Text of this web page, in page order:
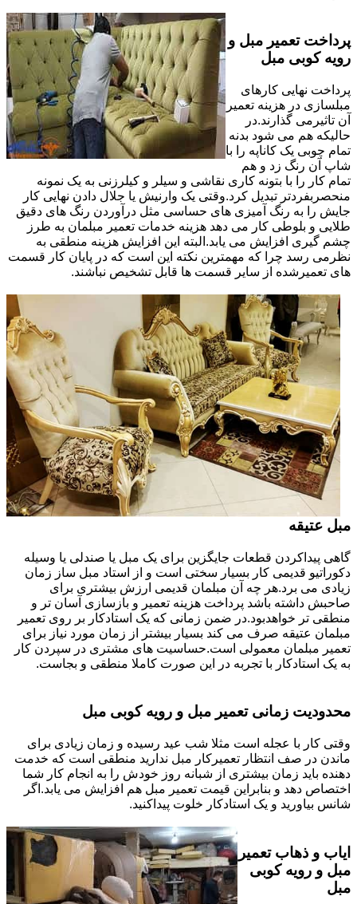
پرداخت تعمیر مبل و
رویه کوبی مبل
پرداخت نهایی کارهای
مبلسازی در هزینه تعمیر
آن تاثیرمی گذارند.در
حالیکه هم می شود بدنه
تمام چوبی یک کاناپه را با
شاپ آن رنگ زد و هم
تمام کار را با بتونه کاری نقاشی و سیلر و کیلرزنی به یک نمونه
منحصربفردتر تبدیل کرد.وقتی یک وارنیش یا جلال دادن نهایی کار
جایش را به رنگ آمیزی های حساسی مثل درآوردن رنگ های دقیق
طلایی و بلوطی کار می دهد هزینه خدمات تعمیر مبلمان به طرز
چشم گیری افزایش می یابد.البته این افزایش هزینه منطقی به
نظرمی رسد چرا که مهمترین نکته این است که در پایان کار قسمت
های تعمیرشده از سایر قسمت ها قابل تشخیص نباشند.
مبل عتیقه
گاهی پیداکردن قطعات جایگزین برای یک مبل یا صندلی یا وسیله
دکوراتیو قدیمی کار بسیار سختی است و از استاد مبل ساز زمان
زیادی می برد.هر چه آن مبلمان قدیمی ارزش بیشتری برای
صاحبش داشته باشد پرداخت هزینه تعمیر و بازسازی آسان تر و
منطقی تر خواهدبود.در ضمن زمانی که یک استادکار بر روی تعمیر
مبلمان عتیقه صرف می کند بسیار بیشتر از زمان مورد نیاز برای
تعمیر مبلمان معمولی است.حساسیت های مشتری در سپردن کار
به یک استادکار با تجربه در این صورت کاملا منطقی و بجاست.
محدودیت زمانی تعمیر مبل و رویه کوبی مبل
وقتی کار با عجله است مثلا شب عید رسیده و زمان زیادی برای
ماندن در صف انتظار تعمیرکار مبل ندارید منطقی است که خدمت
دهنده باید زمان بیشتری از شبانه روز خودش را به انجام کار شما
اختصاص دهد و بنابراین قیمت تعمیر مبل هم افزایش می یابد.اگر
شانس بیاورید و یک استادکار خلوت پیداکنید.
ایاب و ذهاب تعمیر
مبل و رویه کوبی
مبل